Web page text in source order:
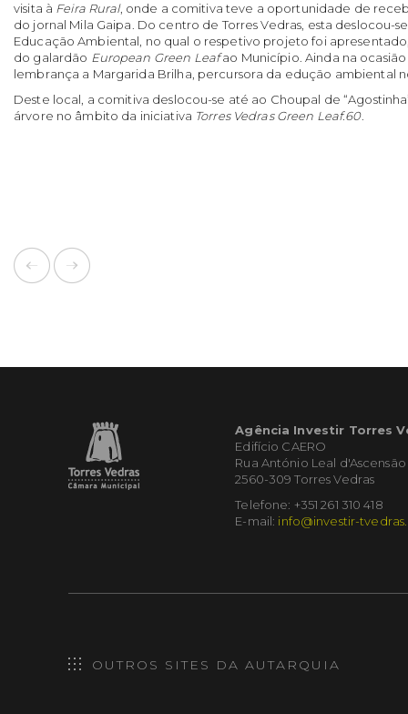
visita à Feira Rural, onde a comitiva teve a oportunidade de
do jornal Mila Gaipa. Do centro de Torres Vedras, esta deslocou-
Educação Ambiental, no qual o respetivo projeto foi
do galardão European Green Leafao Município. Ainda na
lembrança a Margarida Brilha, percursora da edução ambiental
Deste local, a comitiva deslocou-se até ao Choupal de
árvore no âmbito da iniciativa Torres Vedras Green Leaf.60.
Agência Investir Torres
Edifício CAERO
Rua António Leal d'Ascensão
2560-309 Torres Vedras
Telefone: +351 261 310 418
E-mail: info@investir-
OUTROS SITES DA AUTARQUIA